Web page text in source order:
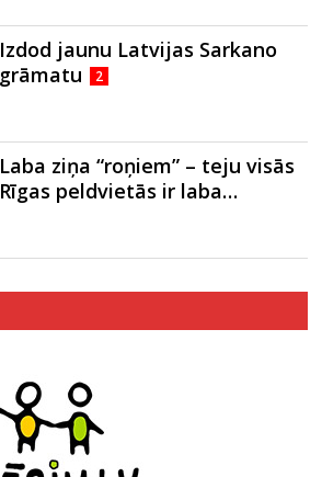
Izdod jaunu Latvijas Sarkano
grāmatu
2
Laba ziņa “roņiem” – teju visās
Rīgas peldvietās ir laba…